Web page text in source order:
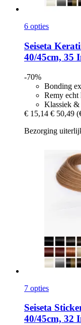
6 opties
Seiseta
40/45cm, 35
-70%
Bonding
Remy echt
Klassiek
€ 15,14 € 50,49
Bezorging
7 opties
Seiseta
40/45cm, 32